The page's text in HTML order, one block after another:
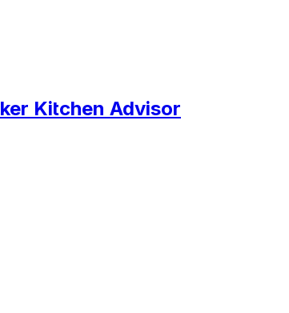
Kitchen Advisor